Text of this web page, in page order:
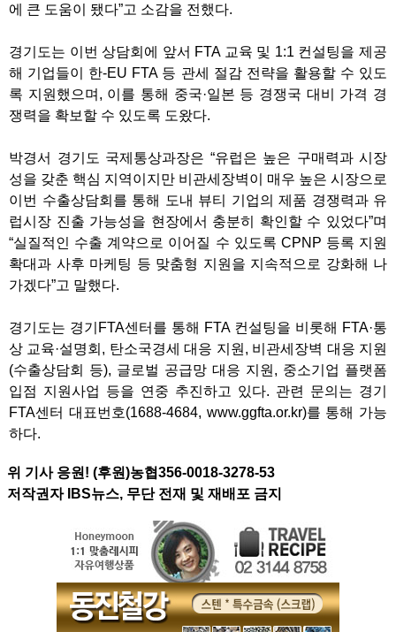
에 큰 도움이 됐다”고 소감을 전했다.
경기도는 이번 상담회에 앞서 FTA 교육 및 1:1 컨설팅을 제공
해 기업들이 한-EU FTA 등 관세 절감 전략을 활용할 수 있도
록 지원했으며, 이를 통해 중국·일본 등 경쟁국 대비 가격 경
쟁력을 확보할 수 있도록 도왔다.
박경서 경기도 국제통상과장은 “유럽은 높은 구매력과 시장
성을 갖춘 핵심 지역이지만 비관세장벽이 매우 높은 시장으로
이번 수출상담회를 통해 도내 뷰티 기업의 제품 경쟁력과 유
럽시장 진출 가능성을 현장에서 충분히 확인할 수 있었다”며
“실질적인 수출 계약으로 이어질 수 있도록 CPNP 등록 지원
확대과 사후 마케팅 등 맞춤형 지원을 지속적으로 강화해 나
가겠다”고 말했다.
경기도는 경기FTA센터를 통해 FTA 컨설팅을 비롯해 FTA·통
상 교육·설명회, 탄소국경세 대응 지원, 비관세장벽 대응 지원
(수출상담회 등), 글로벌 공급망 대응 지원, 중소기업 플랫폼
입점 지원사업 등을 연중 추진하고 있다. 관련 문의는 경기
FTA센터 대표번호(1688-4684, www.ggfta.or.kr)를 통해 가능
하다.
위 기사 응원! (후원)농협356-0018-3278-53
저작권자 IBS뉴스, 무단 전재 및 재배포 금지